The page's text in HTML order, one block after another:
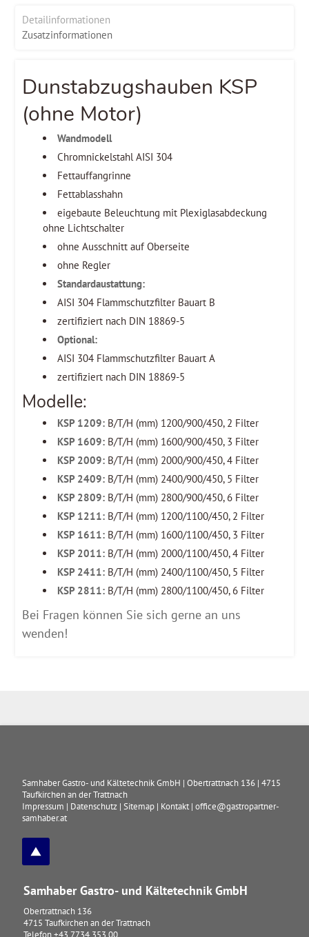
Detailinformationen
Zusatzinformationen
Dunstabzugshauben KSP
(ohne Motor)
Wandmodell
Chromnickelstahl AISI 304
Fettauffangrinne
Fettablasshahn
eigebaute Beleuchtung mit Plexiglasabdeckung
ohne Lichtschalter
ohne Ausschnitt auf Oberseite
ohne Regler
Standardaustattung:
AISI 304 Flammschutzfilter Bauart B
zertifiziert nach DIN 18869-5
Optional:
AISI 304 Flammschutzfilter Bauart A
zertifiziert nach DIN 18869-5
Modelle:
KSP 1209: B/T/H (mm) 1200/900/450, 2 Filter
KSP 1609: B/T/H (mm) 1600/900/450, 3 Filter
KSP 2009: B/T/H (mm) 2000/900/450, 4 Filter
KSP 2409: B/T/H (mm) 2400/900/450, 5 Filter
KSP 2809: B/T/H (mm) 2800/900/450, 6 Filter
KSP 1211: B/T/H (mm) 1200/1100/450, 2 Filter
KSP 1611: B/T/H (mm) 1600/1100/450, 3 Filter
KSP 2011: B/T/H (mm) 2000/1100/450, 4 Filter
KSP 2411: B/T/H (mm) 2400/1100/450, 5 Filter
KSP 2811: B/T/H (mm) 2800/1100/450, 6 Filter
Bei Fragen können Sie sich gerne an uns
wenden!
Samhaber Gastro- und Kältetechnik GmbH |Obertrattnach 136 |4715
Taufkirchen an der Trattnach
Impressum | Datenschutz |Sitemap | Kontakt |office@gastropartner-
samhaber.at
Samhaber Gastro- und Kältetechnik GmbH
Obertrattnach 136
4715 Taufkirchen an der Trattnach
Telefon +43 7734 353 00